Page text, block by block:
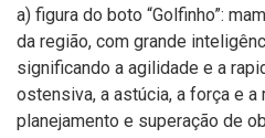
a) figura do boto “Golfinho”:
da região, com grande
significando a agilidade e a
ostensiva, a astúcia, a força e a
planejamento e superação de